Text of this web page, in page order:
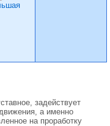
задействует
а именно
на проработку